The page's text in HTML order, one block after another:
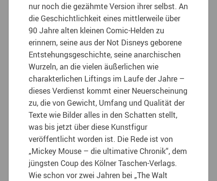
nur noch die gezähmte Version ihrer selbst. An
die Geschichtlichkeit eines mittlerweile über
90 Jahre alten kleinen Comic-Helden zu
erinnern, seine aus der Not Disneys geborene
Entstehungsgeschichte, seine anarchischen
Wurzeln, an die vielen äußerlichen wie
charakterlichen Liftings im Laufe der Jahre –
dieses Verdienst kommt einer Neuerscheinung
zu, die von Gewicht, Umfang und Qualität der
Texte wie Bilder alles in den Schatten stellt,
was bis jetzt über diese Kunstfigur
veröffentlicht worden ist. Die Rede ist von
„Mickey Mouse – die ultimative Chronik“, dem
jüngsten Coup des Kölner Taschen-Verlags.
Wie schon vor zwei Jahren bei „The Walt